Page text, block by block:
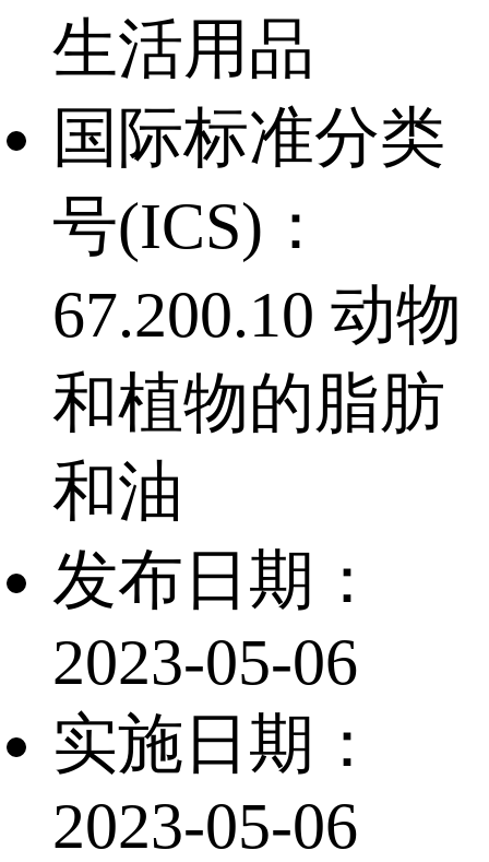
生活用品
国际标准分类
号(ICS)：
67.200.10 动物
和植物的脂肪
和油
发布日期：
2023-05-06
实施日期：
2023-05-06